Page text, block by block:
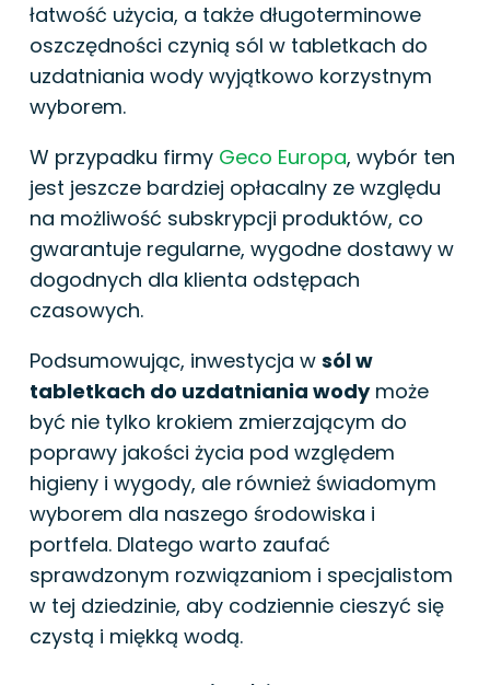
łatwość użycia, a także długoterminowe
oszczędności czynią sól w tabletkach do
uzdatniania wody wyjątkowo korzystnym
wyborem.
W przypadku firmy Geco Europa, wybór ten
jest jeszcze bardziej opłacalny ze względu
na możliwość subskrypcji produktów, co
gwarantuje regularne, wygodne dostawy w
dogodnych dla klienta odstępach
czasowych.
Podsumowując, inwestycja w sól w
tabletkach do uzdatniania wodymoże
być nie tylko krokiem zmierzającym do
poprawy jakości życia pod względem
higieny i wygody, ale również świadomym
wyborem dla naszego środowiska i
portfela. Dlatego warto zaufać
sprawdzonym rozwiązaniom i specjalistom
w tej dziedzinie, aby codziennie cieszyć się
czystą i miękką wodą.